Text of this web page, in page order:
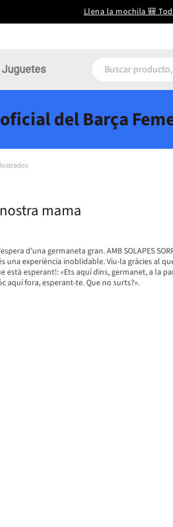
Llena la mochila 🎒
Juguetes
del Barça
mama
d'una germaneta gran. AMB SOLAPES
una experiència inoblidable. Viu-la gràcies al
està esperant!: «Ets aquí dins, germanet, a la
aquí fora, esperant-te. Que no surts?».